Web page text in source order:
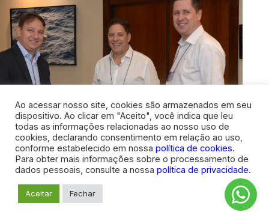
Ao acessar nosso site, cookies são armazenados em seu
dispositivo. Ao clicar em "Aceito", você indica que leu
todas as informações relacionadas ao nosso uso de
cookies, declarando consentimento em relação ao uso,
conforme estabelecido em nossa política de cookies.
Para obter mais informações sobre o processamento de
dados pessoais, consulte a nossa política de privacidade.
Aceitar Fechar